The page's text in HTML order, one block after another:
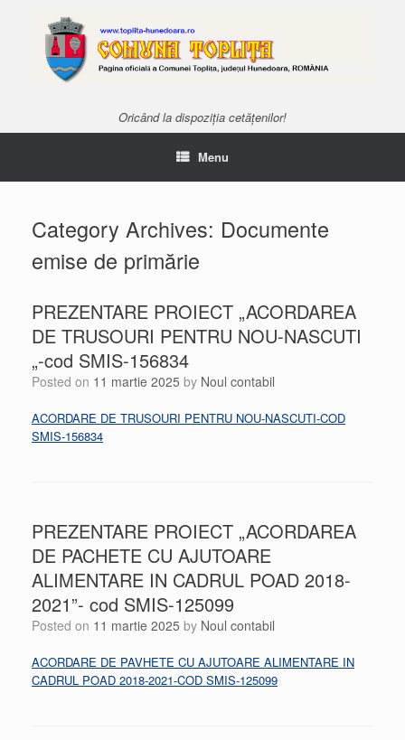
Oricând la dispoziția cetățenilor!
Menu
Category Archives: Documente
emise de primărie
PREZENTARE PROIECT „ACORDAREA
DE TRUSOURI PENTRU NOU-NASCUTI
„-cod SMIS-156834
Posted on 11 martie 2025 by Noul contabil
ACORDARE DE TRUSOURI PENTRU NOU-NASCUTI-COD
SMIS-156834
PREZENTARE PROIECT „ACORDAREA
DE PACHETE CU AJUTOARE
ALIMENTARE IN CADRUL POAD 2018-
2021”- cod SMIS-125099
Posted on 11 martie 2025 by Noul contabil
ACORDARE DE PAVHETE CU AJUTOARE ALIMENTARE IN
CADRUL POAD 2018-2021-COD SMIS-125099